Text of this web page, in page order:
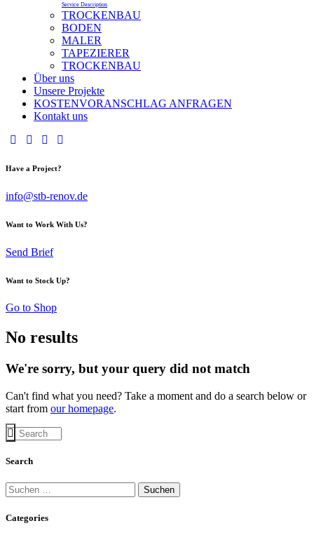
Service Description
TROCKENBAU
BODEN
MALER
TAPEZIERER
TROCKENBAU
Über uns
Unsere Projekte
KOSTENVORANSCHLAG ANFRAGEN
Kontakt uns
Have a Project?
info@stb-renov.de
Want to Work With Us?
Send Brief
Want to Stock Up?
Go to Shop
No results
We're sorry, but your query did not match
Can't find what you need? Take a moment and do a search below or
start from our homepage.
Search
Categories